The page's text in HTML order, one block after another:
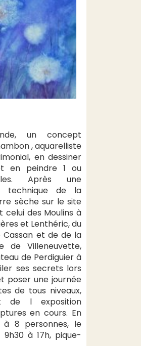
un concept
, aquarelliste
en dessiner
en peindre 1 ou
Après une
technique de la
sèche sur le site
celui des Moulins à
et Lenthéric, du
et de de la
de Villeneuvette,
de Perdiguier à
ses secrets lors
poser une journée
de tous niveaux,
de l exposition
en cours. En
8 personnes, le
à 17h, pique-